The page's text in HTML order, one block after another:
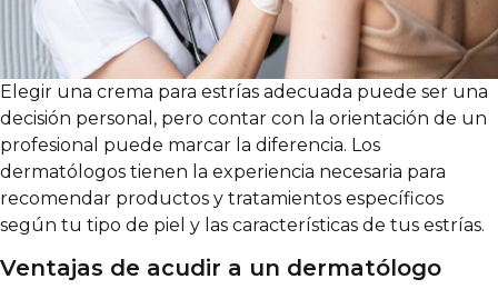
Elegir una crema para estrías adecuada puede ser una
decisión personal, pero contar con la orientación de un
profesional puede marcar la diferencia. Los
dermatólogos tienen la experiencia necesaria para
recomendar productos y tratamientos específicos
según tu tipo de piel y las características de tus estrías.
Ventajas de acudir a un dermatólogo